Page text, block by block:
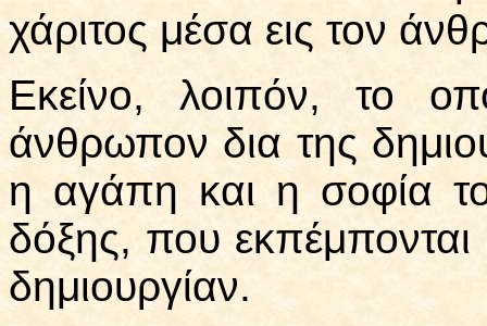
χάριτος μέσα εις τον
Εκείνο, λοιπόν, το
άνθρωπον δια της
η αγάπη και η σοφία
δόξης, που
δημιουργίαν.